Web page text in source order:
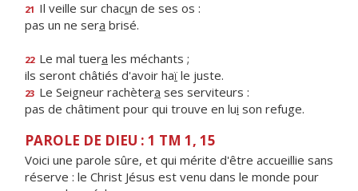
21 Il veille sur chacun de ses os :
pas un ne sera brisé.
22 Le mal tuera les méchants ;
ils seront châtiés d'avoir haï le juste.
23 Le Seigneur rachètera ses serviteurs :
pas de châtiment pour qui trouve en lui son refuge.
PAROLE DE DIEU : 1 TM 1, 15
Voici une parole sûre, et qui mérite d'être accueillie sans
réserve : le Christ Jésus est venu dans le monde pour